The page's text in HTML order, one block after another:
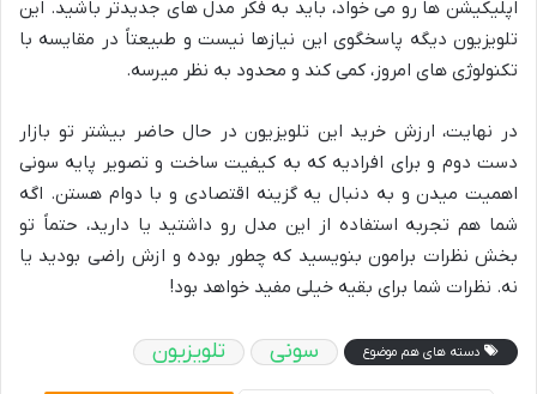
اپلیکیشن ها رو می خواد، باید به فکر مدل های جدیدتر باشید. این
تلویزیون دیگه پاسخگوی این نیازها نیست و طبیعتاً در مقایسه با
تکنولوژی های امروز، کمی کند و محدود به نظر میرسه.
در نهایت، ارزش خرید این تلویزیون در حال حاضر بیشتر تو بازار
دست دوم و برای افرادیه که به کیفیت ساخت و تصویر پایه سونی
اهمیت میدن و به دنبال یه گزینه اقتصادی و با دوام هستن. اگه
شما هم تجربه استفاده از این مدل رو داشتید یا دارید، حتماً تو
بخش نظرات برامون بنویسید که چطور بوده و ازش راضی بودید یا
نه. نظرات شما برای بقیه خیلی مفید خواهد بود!
دسته های هم موضوع سونی تلویزیون